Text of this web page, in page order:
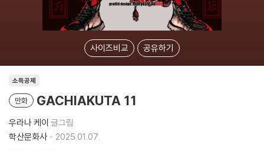
사이즈비교 공유하기
소득공제
만화 GACHIAKUTA 11
우라나 케이 글그림
학산문화사
2025.01.07.